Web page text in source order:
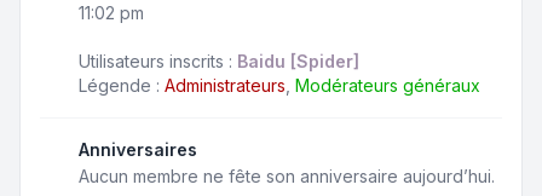
11:02 pm
Utilisateurs inscrits : Baidu [Spider]
Légende : Administrateurs Modérateurs généraux
Anniversaires
Aucun membre ne fête son anniversaire aujourd’hui.